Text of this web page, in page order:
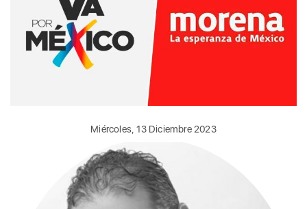
Miércoles, 13 Diciembre 2023